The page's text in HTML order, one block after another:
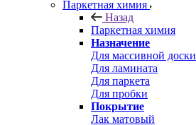
Паркетная химия
Назад
Паркетная химия
Назначение
Для массивной доски
Для ламината
Для паркета
Для пробки
Покрытие
Лак матовый